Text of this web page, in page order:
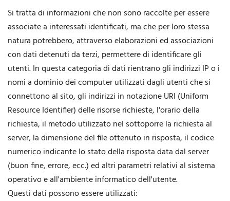
Si tratta di informazioni che non sono raccolte per essere
associate a interessati identificati, ma che per loro stessa
natura potrebbero, attraverso elaborazioni ed associazioni
con dati detenuti da terzi, permettere di identificare gli
utenti. In questa categoria di dati rientrano gli indirizzi IP o i
nomi a dominio dei computer utilizzati dagli utenti che si
connettono al sito, gli indirizzi in notazione URI (Uniform
Resource Identifier) delle risorse richieste, l'orario della
richiesta, il metodo utilizzato nel sottoporre la richiesta al
server, la dimensione del file ottenuto in risposta, il codice
numerico indicante lo stato della risposta data dal server
(buon fine, errore, ecc.) ed altri parametri relativi al sistema
operativo e all'ambiente informatico dell'utente.
Questi dati possono essere utilizzati: